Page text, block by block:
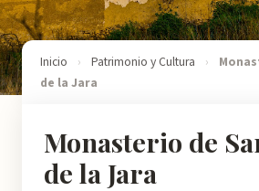
Inicio › Patrimonio y Cultura ›
de la Jara
Monasterio de
de la Jara